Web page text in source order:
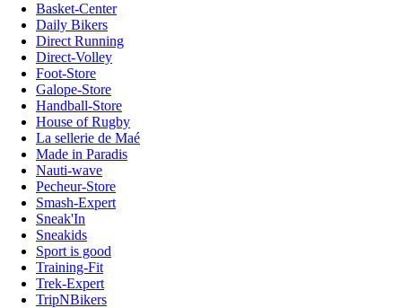
Basket-Center
Daily Bikers
Direct Running
Direct-Volley
Foot-Store
Galope-Store
Handball-Store
House of Rugby
La sellerie de Maé
Made in Paradis
Nauti-wave
Pecheur-Store
Smash-Expert
Sneak'In
Sneakids
Sport is good
Training-Fit
Trek-Expert
TripNBikers